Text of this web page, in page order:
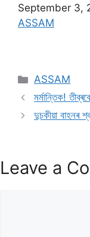
Date
September 3,
In relation to
ASSAM
ASSAM
মৰ্মান্তিক!
দুচকীয়া বাহনৰ
Leave a